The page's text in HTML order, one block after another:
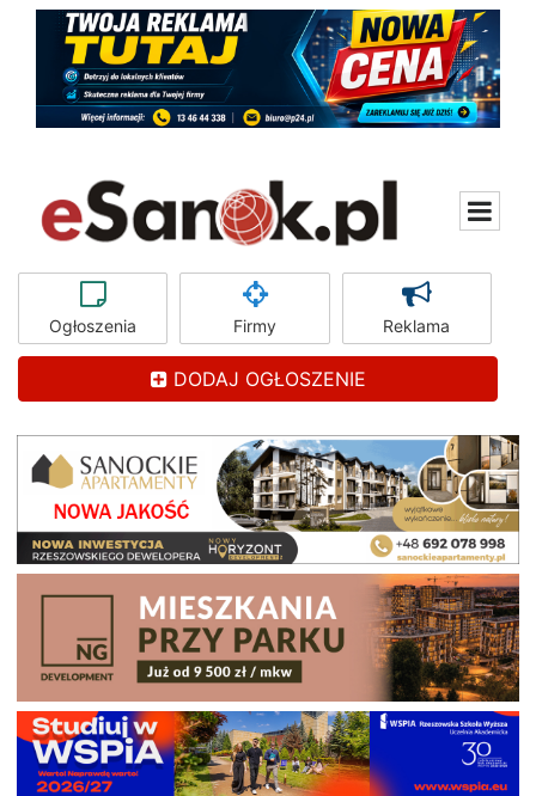
Ogłoszenia Firmy Reklama
DODAJ OGŁOSZENIE